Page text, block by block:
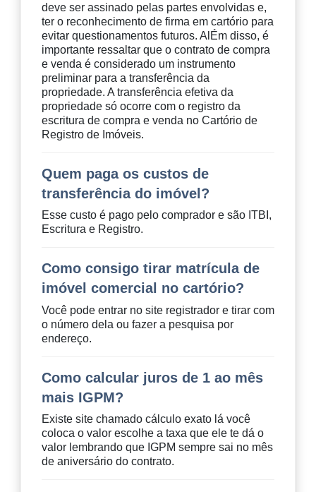
deve ser assinado pelas partes envolvidas e,
ter o reconhecimento de firma em cartório para
evitar questionamentos futuros. AlÉm disso, é
importante ressaltar que o contrato de compra
e venda é considerado um instrumento
preliminar para a transferência da
propriedade. A transferência efetiva da
propriedade só ocorre com o registro da
escritura de compra e venda no Cartório de
Registro de Imóveis.
Quem paga os custos de
transferência do imóvel?
Esse custo é pago pelo comprador e são ITBI,
Escritura e Registro.
Como consigo tirar matrícula de
imóvel comercial no cartório?
Você pode entrar no site registrador e tirar com
o número dela ou fazer a pesquisa por
endereço.
Como calcular juros de 1 ao mês
mais IGPM?
Existe site chamado cálculo exato lá você
coloca o valor escolhe a taxa que ele te dá o
valor lembrando que IGPM sempre sai no mês
de aniversário do contrato.